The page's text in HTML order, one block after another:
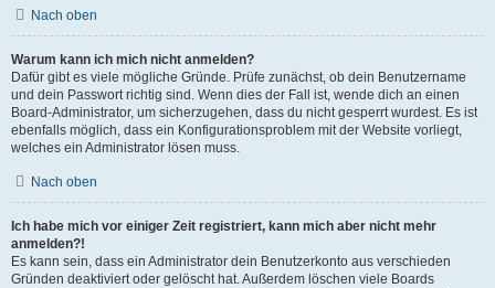
Nach oben
Warum kann ich mich nicht anmelden?
Dafür gibt es viele mögliche Gründe. Prüfe zunächst, ob dein Benutzername
und dein Passwort richtig sind. Wenn dies der Fall ist, wende dich an einen
Board-Administrator, um sicherzugehen, dass du nicht gesperrt wurdest. Es ist
ebenfalls möglich, dass ein Konfigurationsproblem mit der Website vorliegt,
welches ein Administrator lösen muss.
Nach oben
Ich habe mich vor einiger Zeit registriert, kann mich aber nicht mehr
anmelden?!
Es kann sein, dass ein Administrator dein Benutzerkonto aus verschieden
Gründen deaktiviert oder gelöscht hat. Außerdem löschen viele Boards